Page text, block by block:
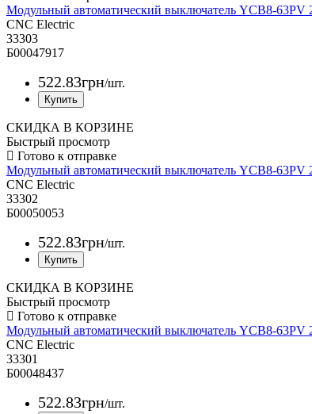
Модульный автоматический выключатель YCB8-
CNC Electric
33303
Б00047917
522.83грн/шт.
СКИДКА В КОРЗИНЕ
Быстрый просмотр
Модульный автоматический выключатель YCB8-
CNC Electric
33302
Б00050053
522.83грн/шт.
СКИДКА В КОРЗИНЕ
Быстрый просмотр
Модульный автоматический выключатель YCB8-
CNC Electric
33301
Б00048437
522.83грн/шт.